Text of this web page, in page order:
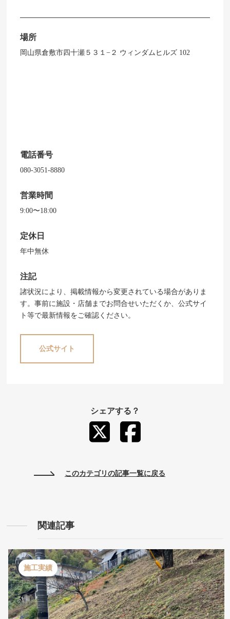
場所
岡山県倉敷市四十瀬５３１−２ ウィンダムヒルズ 102
電話番号
080-3051-8880
営業時間
9:00〜18:00
定休日
年中無休
注記
諸状況により、掲載情報から変更されている場合がありま
す。事前に施設・店舗までお問合せいただくか、公式サイ
ト等で最新情報をご確認ください。
公式サイト
シェアする？
このカテゴリの記事一覧に戻る
関連記事
施工実績